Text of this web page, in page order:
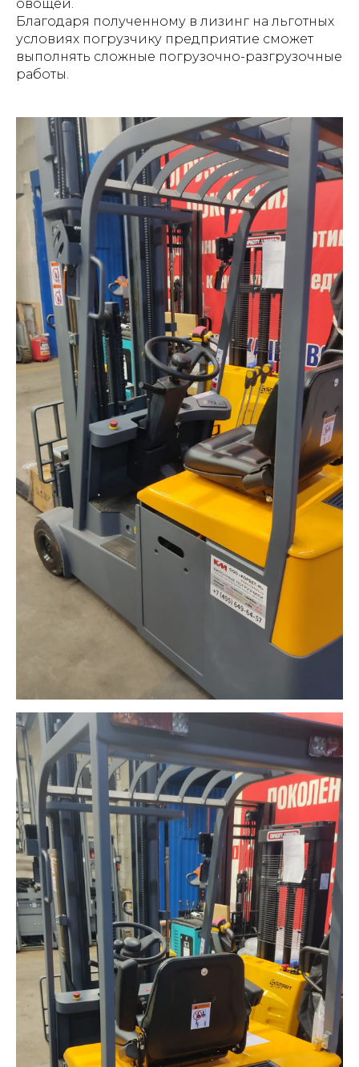
овощей.
Благодаря полученному в лизинг на льготных
условиях погрузчику предприятие сможет
выполнять сложные погрузочно-разгрузочные
работы.